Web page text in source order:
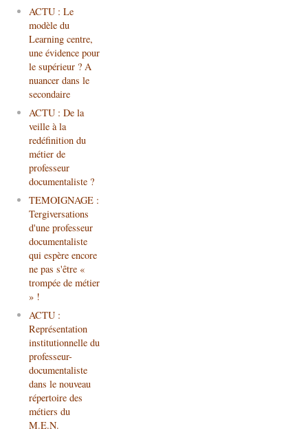
ACTU : Le
modèle du
Learning centre,
une évidence pour
le supérieur ? A
nuancer dans le
secondaire
ACTU : De la
veille à la
redéfinition du
métier de
professeur
documentaliste ?
TEMOIGNAGE :
Tergiversations
d'une professeur
documentaliste
qui espère encore
ne pas s'être «
trompée de métier
» !
ACTU :
Représentation
institutionnelle du
professeur-
documentaliste
dans le nouveau
répertoire des
métiers du
M.E.N.